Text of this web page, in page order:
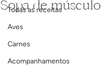
Todas as receitas
Aves
Carnes
Acompanhamentos
Sopa de músculo